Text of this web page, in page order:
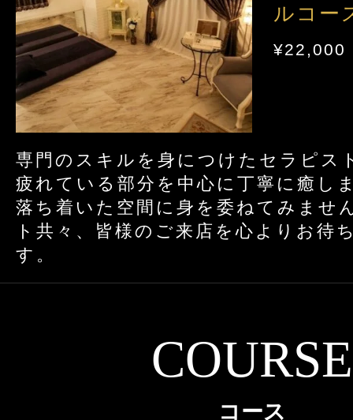
ルコー
¥22,000
専門のスキルを身につけたセラピス
疲れている部分を中心に丁寧に癒し
落ち着いた空間に身を委ねてみませ
ト共々、皆様のご来店を心よりお待
す。
COURSE
コース